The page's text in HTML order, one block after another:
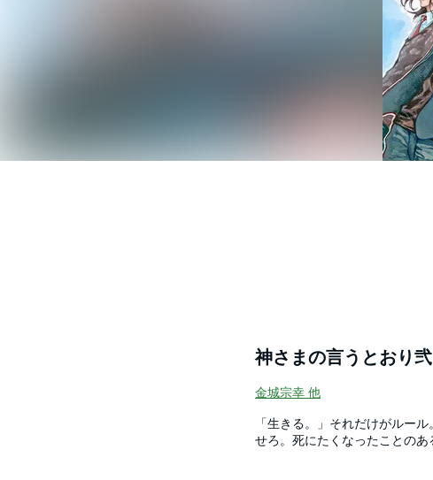
神さまの言うとおり弐
金城宗幸 他
「生きる。」それだけがルー
せろ。死にたくなったことの